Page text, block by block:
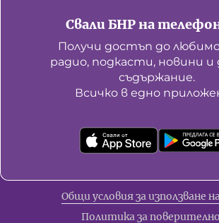
Свали БНР на
Получи достъп до
радио, подкасти, новини
съдържание.
Всичко в едно
Общи условия за използване
Политика за